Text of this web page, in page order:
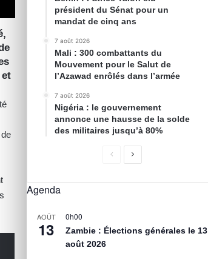
président du Sénat pour un
mandat de cinq ans
7 août 2026
Mali : 300 combattants du
Mouvement pour le Salut de
l’Azawad enrôlés dans l’armée
7 août 2026
Nigéria : le gouvernement
annonce une hausse de la solde
des militaires jusqu’à 80%
Agenda
AOÛT
13
0h00
Zambie : Élections générales le 13
août 2026